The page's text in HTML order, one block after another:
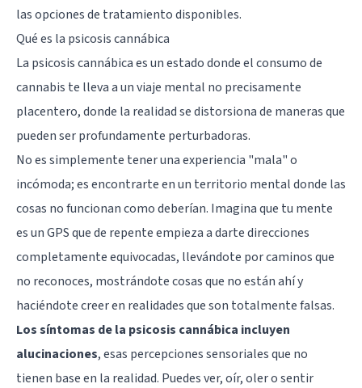
las opciones de tratamiento disponibles.
Qué es la psicosis cannábica
La psicosis cannábica es un estado donde el consumo de
cannabis te lleva a un viaje mental no precisamente
placentero, donde la realidad se distorsiona de maneras que
pueden ser profundamente perturbadoras.
No es simplemente tener una experiencia "mala" o
incómoda; es encontrarte en un territorio mental donde las
cosas no funcionan como deberían. Imagina que tu mente
es un GPS que de repente empieza a darte direcciones
completamente equivocadas, llevándote por caminos que
no reconoces, mostrándote cosas que no están ahí y
haciéndote creer en realidades que son totalmente falsas.
Los síntomas de la psicosis cannábica incluyen
alucinaciones, esas percepciones sensoriales que no
tienen base en la realidad. Puedes ver, oír, oler o sentir